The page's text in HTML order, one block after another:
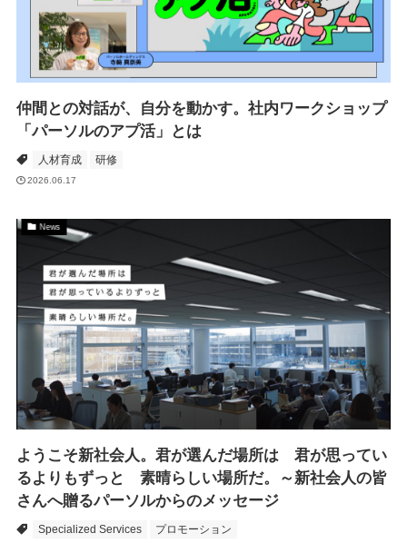
仲間との対話が、自分を動かす。社内ワークショップ
「パーソルのアプ活」とは
人材育成 研修
2026.06.17
News
ようこそ新社会人。君が選んだ場所は 君が思ってい
るよりもずっと 素晴らしい場所だ。～新社会人の皆
さんへ贈るパーソルからのメッセージ
Specialized Services プロモーション